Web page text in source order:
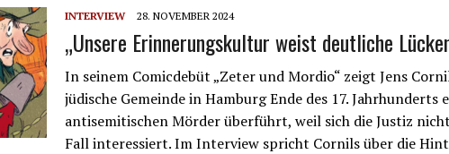
INTERVIEW 28. NOVEMBER 2024
„Unsere Erinnerungskultur weist deutliche
In seinem Comicdebüt „Zeter und Mordio“ zeigt Jens
jüdische Gemeinde in Hamburg Ende des 17. Jahrhunderts
antisemitischen Mörder überführt, weil sich die Justiz
Fall interessiert. Im Interview spricht Cornils über die